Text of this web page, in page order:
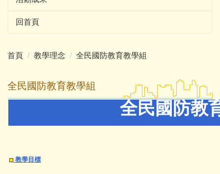
回首頁
首頁 教學理念 全民國防教育教學組
全民國防教育教學組
全民國防教
教學目標